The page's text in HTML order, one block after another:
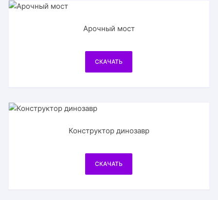
Арочный мост
СКАЧАТЬ
Конструктор динозавр
СКАЧАТЬ